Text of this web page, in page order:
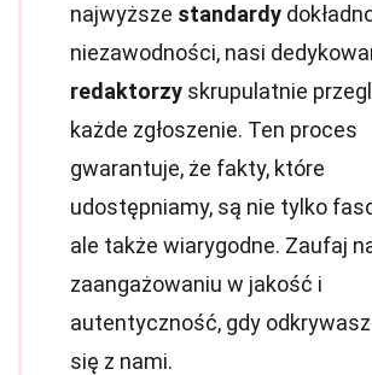
najwyższe standardy
niezawodności, nasi
redaktorzy skrupulatnie
każde zgłoszenie. Ten proces
gwarantuje, że fakty, które
udostępniamy, są nie tylko
ale także wiarygodne. Zaufaj
zaangażowaniu w jakość i
autentyczność, gdy
się z nami.